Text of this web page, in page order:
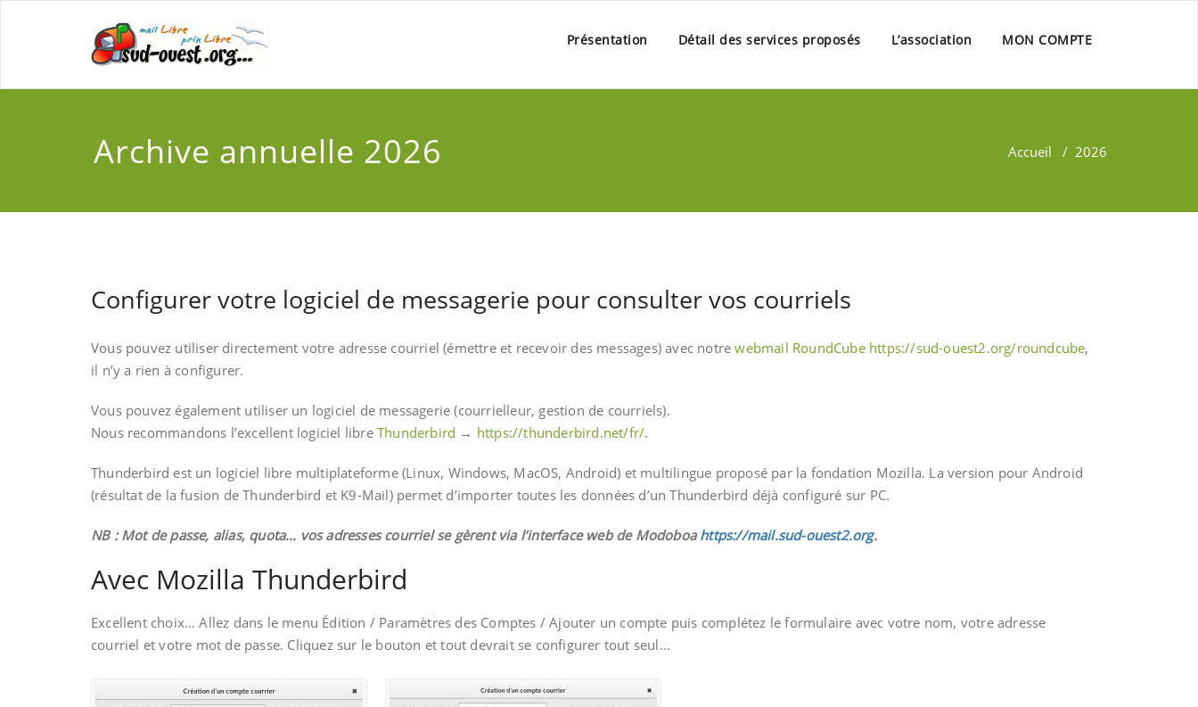
Présentation Détail des services proposés L’association MON COMPTE
Archive annuelle 2026 Accueil / 2026
Configurer votre logiciel de messagerie pour consulter vos courriels
Vous pouvez utiliser directement votre adresse courriel (émettre et recevoir des messages) avec notrewebmail RoundCube https://sud-ouest2.org/roundcube,
il n’y a rien à configurer.
Vous pouvez également utiliser un logiciel de messagerie (courrielleur, gestion de courriels).
Nous recommandons l’excellent logiciel libreThunderbird → https://thunderbird.net/fr/.
Thunderbird est un logiciel libre multiplateforme (Linux, Windows, MacOS, Android) et multilingue proposé par la fondation Mozilla. La version pour Android
(résultat de la fusion de Thunderbird et K9-Mail) permet d’importer toutes les données d’un Thunderbird déjà configuré sur PC.
NB : Mot de passe, alias, quota… vos adresses courriel se gèrent via l’interface web de Modoboahttps://mail.sud-ouest2.org.
Avec Mozilla Thunderbird
Excellent choix… Allez dans le menu Édition / Paramètres des Comptes / Ajouter un compte puis complétez le formulaire avec votre nom, votre adresse
courriel et votre mot de passe. Cliquez sur le bouton et tout devrait se configurer tout seul…